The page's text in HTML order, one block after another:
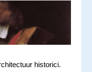
historici.